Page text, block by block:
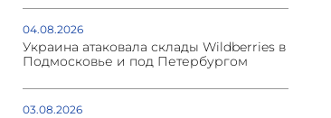
04.08.2026
Украина атаковала склады Wildberries в
Подмосковье и под Петербургом
03.08.2026